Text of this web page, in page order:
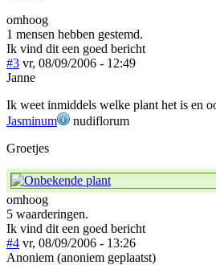
omhoog
1 mensen hebben gestemd.
Ik vind dit een goed bericht
#3 vr, 08/09/2006 - 12:49
Janne
Ik weet inmiddels welke plant het is en
Jasminum
nudiflorum
Groetjes
omhoog
5 waarderingen.
Ik vind dit een goed bericht
#4 vr, 08/09/2006 - 13:26
Anoniem (anoniem geplaatst)